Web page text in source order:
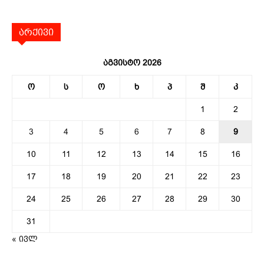
არქივი
აგვისტო 2026
ო ს ო ხ პ შ კ
1 2
3 4 5 6 7 8 9
10 11 12 13 14 15 16
17 18 19 20 21 22 23
24 25 26 27 28 29 30
31
« ივლ